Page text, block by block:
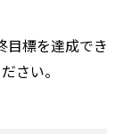
目標を達成でき
さい。